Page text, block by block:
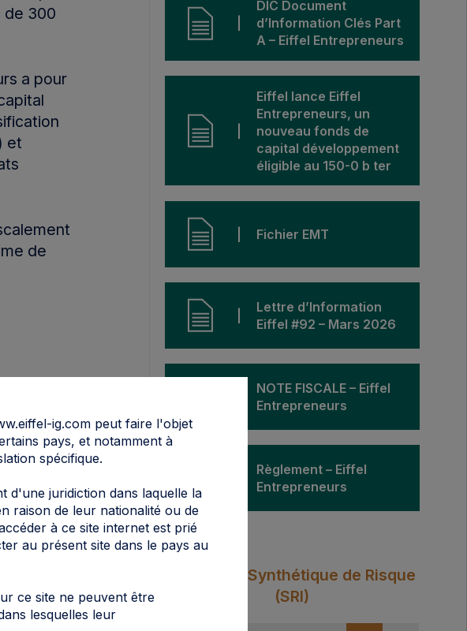
ig.com peut faire l'objet
pays, et notamment à
spécifique.
d'une juridiction dans laquelle la
raison de leur nationalité ou de
à ce site internet est prié
au présent site dans le pays au
ce site ne peuvent être
lesquelles leur
de 300
a pour
et
de
DIC Document
d’Information Clés Part
A – Eiffel Entrepreneurs
Eiffel lance Eiffel
Entrepreneurs, un
nouveau fonds de
capital développement
éligible au 150-0 b ter
Fichier EMT
Lettre d’Information
Eiffel #92 – Mars 2026
NOTE FISCALE – Eiffel
Entrepreneurs
Règlement – Eiffel
Entrepreneurs
Indicateur Synthétique de Risque
(SRI)